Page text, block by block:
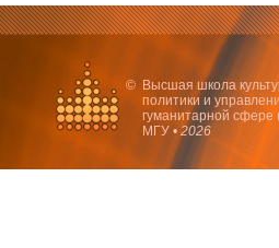
© Высшая школа
политики и
гуманитарной сфере
МГУ • 2026